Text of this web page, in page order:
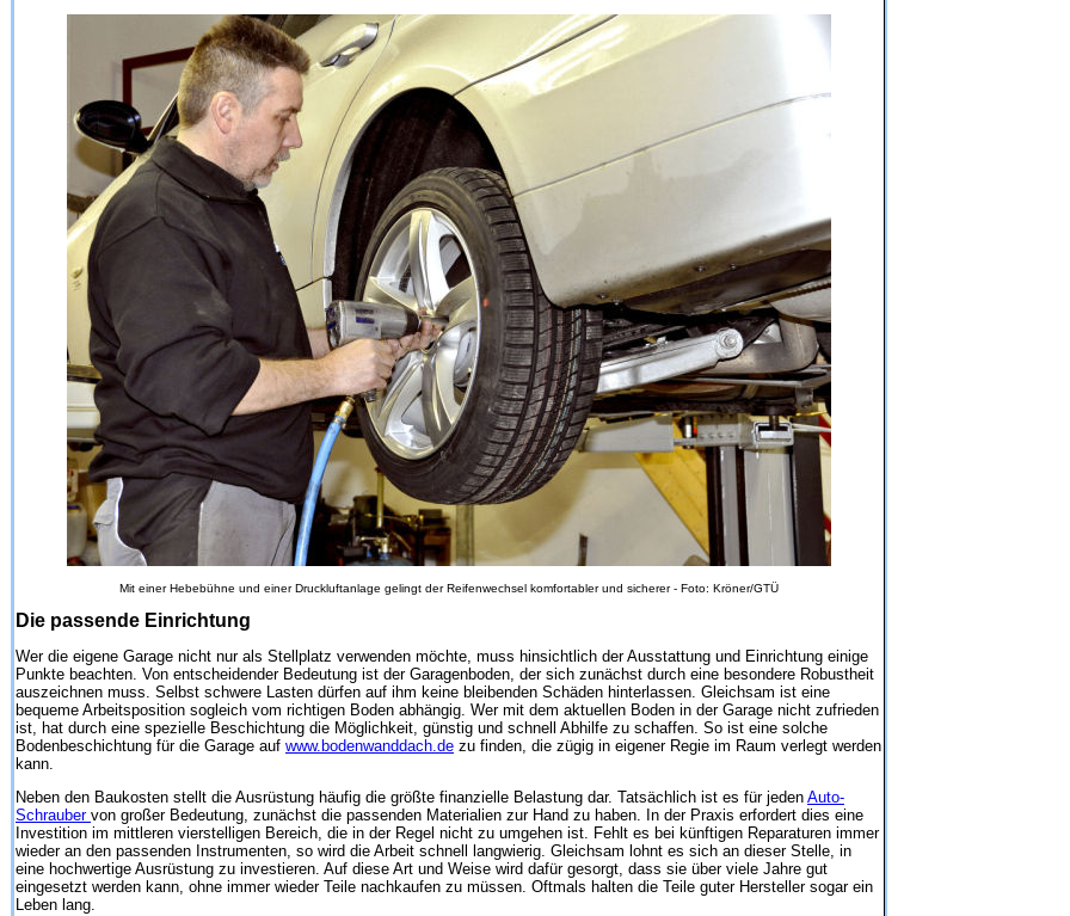
Mit einer Hebebühne und einer Druckluftanlage gelingt der Reifenwechsel komfortabler und sicherer - Foto: Kröner/GTÜ
Die passende Einrichtung
Wer die eigene Garage nicht nur als Stellplatz verwenden möchte, muss hinsichtlich der Ausstattung und Einrichtung einige
Punkte beachten. Von entscheidender Bedeutung ist der Garagenboden, der sich zunächst durch eine besondere Robustheit
auszeichnen muss. Selbst schwere Lasten dürfen auf ihm keine bleibenden Schäden hinterlassen. Gleichsam ist eine
bequeme Arbeitsposition sogleich vom richtigen Boden abhängig. Wer mit dem aktuellen Boden in der Garage nicht zufrieden
ist, hat durch eine spezielle Beschichtung die Möglichkeit, günstig und schnell Abhilfe zu schaffen. So ist eine solche
Bodenbeschichtung für die Garage auf www.bodenwanddach.de zu finden, die zügig in eigener Regie im Raum verlegt werden
kann.
Neben den Baukosten stellt die Ausrüstung häufig die größte finanzielle Belastung dar. Tatsächlich ist es für jeden Auto-
Schrauber von großer Bedeutung, zunächst die passenden Materialien zur Hand zu haben. In der Praxis erfordert dies eine
Investition im mittleren vierstelligen Bereich, die in der Regel nicht zu umgehen ist. Fehlt es bei künftigen Reparaturen immer
wieder an den passenden Instrumenten, so wird die Arbeit schnell langwierig. Gleichsam lohnt es sich an dieser Stelle, in
eine hochwertige Ausrüstung zu investieren. Auf diese Art und Weise wird dafür gesorgt, dass sie über viele Jahre gut
eingesetzt werden kann, ohne immer wieder Teile nachkaufen zu müssen. Oftmals halten die Teile guter Hersteller sogar ein
Leben lang.